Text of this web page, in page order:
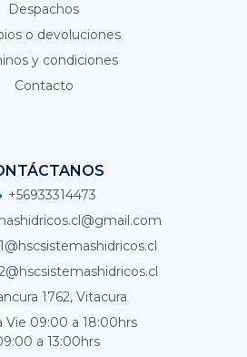
Despachos
o devoluciones
y condiciones
Contacto
+56933314473
1762, Vitacura
Vie 09:00 a 18:00hrs
a 13:00hrs